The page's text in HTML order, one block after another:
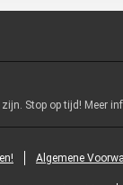
Stop op tijd! Meer
Algemene